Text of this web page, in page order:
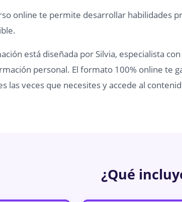
online te permite desarrollar habilidades
está diseñada por Silvia, especialista
personal. El formato 100% online te
las veces que necesites y accede al
¿Qué